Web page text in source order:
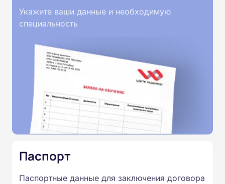
Укажите ваши данные и необходимую
специальность
Паспорт
Паспортные данные для заключения договора